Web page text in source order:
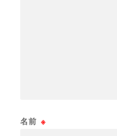
名前 ※